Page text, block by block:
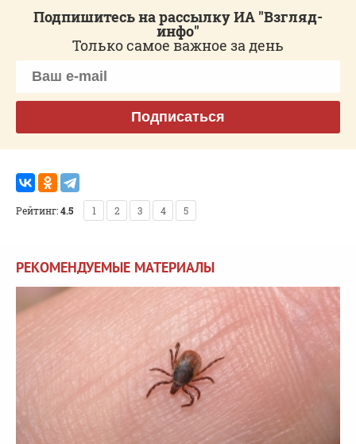
Подпишитесь на рассылку ИА "Взгляд-
инфо"
Только самое важное за день
Подписаться
Рейтинг:4.5 1 2 3 4 5
РЕКОМЕНДУЕМЫЕ МАТЕРИАЛЫ